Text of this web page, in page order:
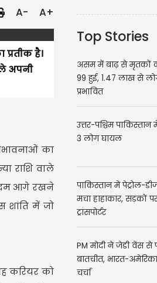
A- A+
है।
अपनी
का
राशि वाले
आगे रखने
शांति में जो
करियर को
Top Stories
असम में बाढ़ से मृतकों
99 हुई, 1.47 लाख से
प्रभावित
उत्तर-पश्चिम पाकिस्तान
3 लोग घायल
पाकिस्तान में पेट्रोल-
मचा हाहाकार, सड़कों
ट्रांसपोर्टर
PM मोदी ने जेडी वेंस से
बातचीत, भारत-
चर्चा